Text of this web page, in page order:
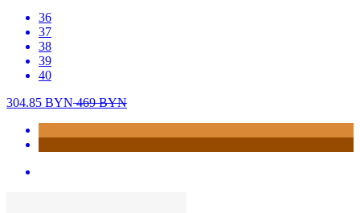
36
37
38
39
40
304.85 BYN469BYN